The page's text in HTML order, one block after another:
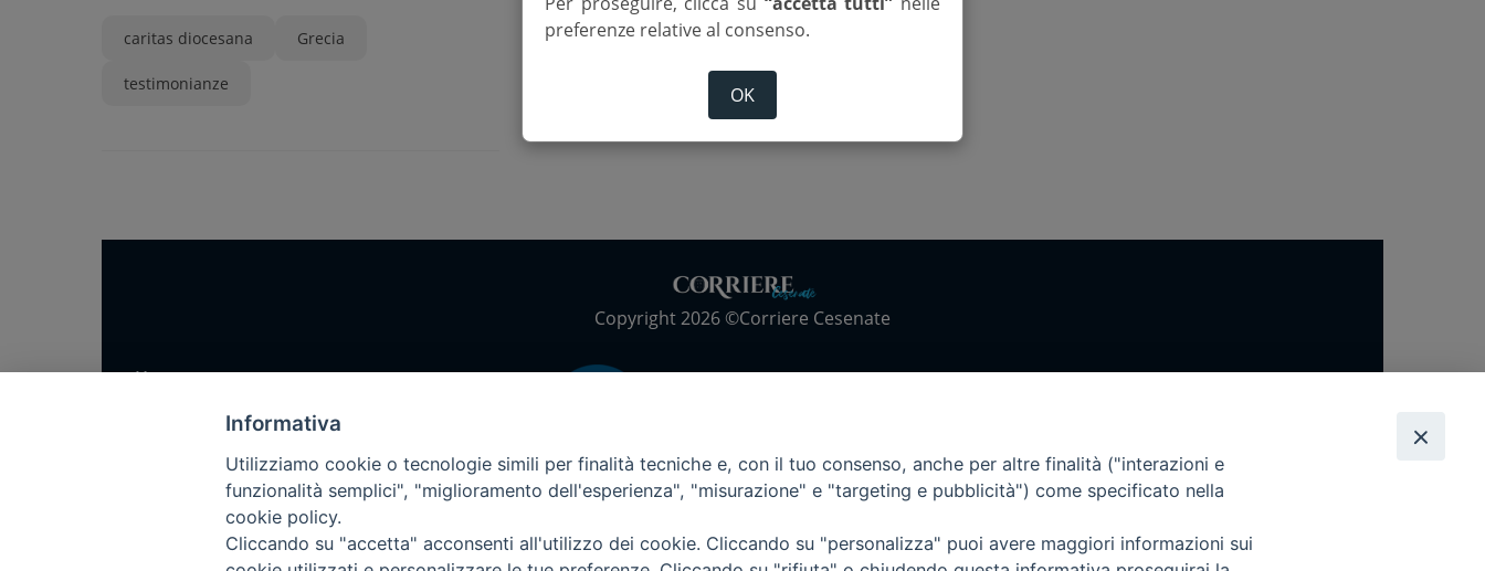
caritas diocesana Grecia
testimonianze
Copyright 2026 ©Corriere Cesenate
Home
Come abbonarsi
preferenze relative al consenso.
OK
Informativa
Utilizziamo cookie o tecnologie simili per finalità tecniche e, con il tuo consenso, anche per altre finalità ("interazioni e
funzionalità semplici", "miglioramento dell'esperienza", "misurazione" e "targeting e pubblicità") come specificato nella
cookie policy.
Cliccando su "accetta" acconsenti all'utilizzo dei cookie. Cliccando su "personalizza" puoi avere maggiori informazioni sui